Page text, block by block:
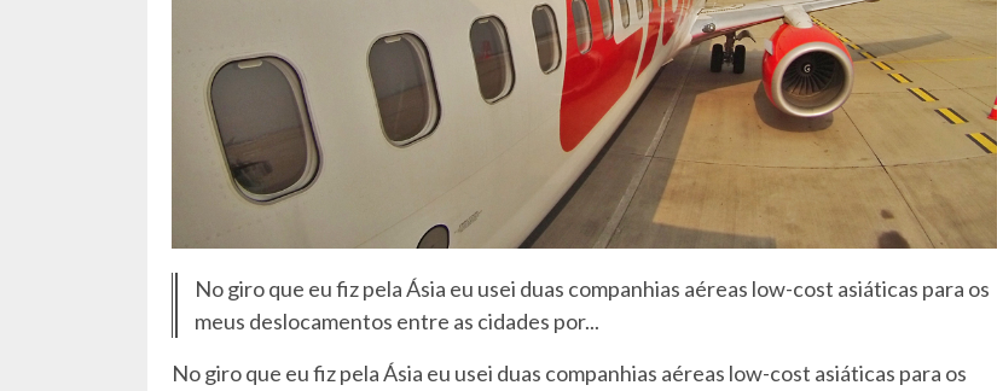
No giro que eu fiz pela Ásia eu usei duas companhias aéreas low-cost asiáticas para os
meus deslocamentos entre as cidades por...
No giro que eu fiz pela Ásia eu usei duas companhias aéreas low-cost asiáticas para os